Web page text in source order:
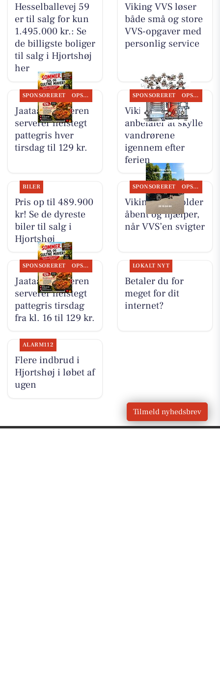
Hesselballevej 59
er til salg for kun
1.495.000 kr.: Se
de billigste boliger
til salg i Hjortshøj
her
Viking VVS løser
både små og store
VVS-opgaver med
personlig service
SPONSORERET OPSLAGSTAVLEN
Jaataak Slagteren
serverer helstegt
pattegris hver
tirsdag til 129 kr.
SPONSORERET OPSLAGSTAVLEN
Viking VVS
anbefaler at skylle
vandrørene
igennem efter
ferien
BILER
Pris op til 489.900
kr! Se de dyreste
biler til salg i
Hjortshøj
SPONSORERET OPSLAGSTAVLEN
Viking VVS holder
åbent og hjælper,
når VVS’en svigter
SPONSORERET OPSLAGSTAVLEN
Jaataak Slagteren
serverer helstegt
pattegris tirsdag
fra kl. 16 til 129 kr.
LOKALT NYT
Betaler du for
meget for dit
internet?
ALARM112
Flere indbrud i
Hjortshøj i løbet af
ugen
Tilmeld nyhedsbrev